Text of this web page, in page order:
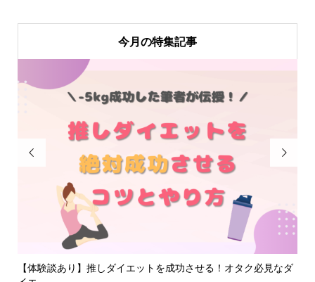
今月の特集記事

功させる！オタク必見なダ 簡単キンブレリボンの作り方！安くて可
